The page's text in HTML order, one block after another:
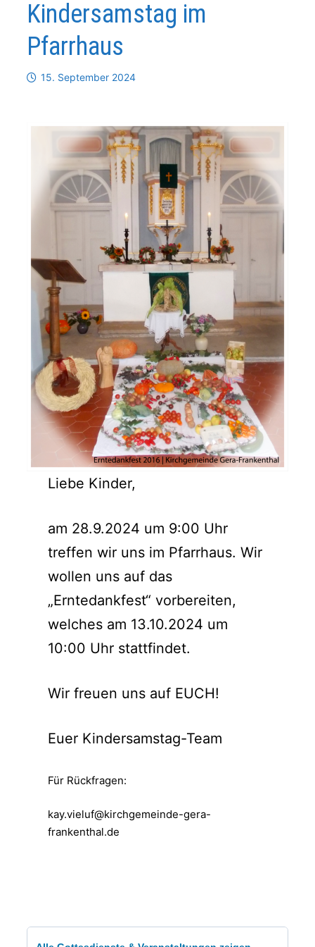
Kindersamstag im
Pfarrhaus
15. September 2024
Liebe Kinder,
am 28.9.2024 um 9:00 Uhr
treffen wir uns im Pfarrhaus. Wir
wollen uns auf das
„Erntedankfest“ vorbereiten,
welches am 13.10.2024 um
10:00 Uhr stattfindet.
Wir freuen uns auf EUCH!
Euer Kindersamstag-Team
Für Rückfragen:
kay.vieluf@kirchgemeinde-gera-
frankenthal.de